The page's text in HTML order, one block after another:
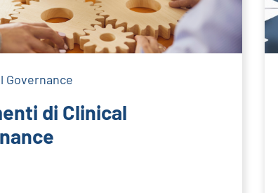
Governance
di Clinical